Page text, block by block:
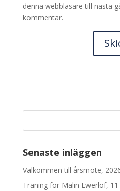
denna webbläsare till nästa
kommentar.
Senaste inläggen
Välkommen till årsmöte,
Träning för Malin Ewerlöf, 11